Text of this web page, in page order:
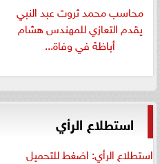
​محاسب محمد ثروت عبد النبي
يقدم التعازي للمهندس هشام
أباظة في وفاة...
استطلاع الرأي
استطلاع الرأي: اضغط للتحميل